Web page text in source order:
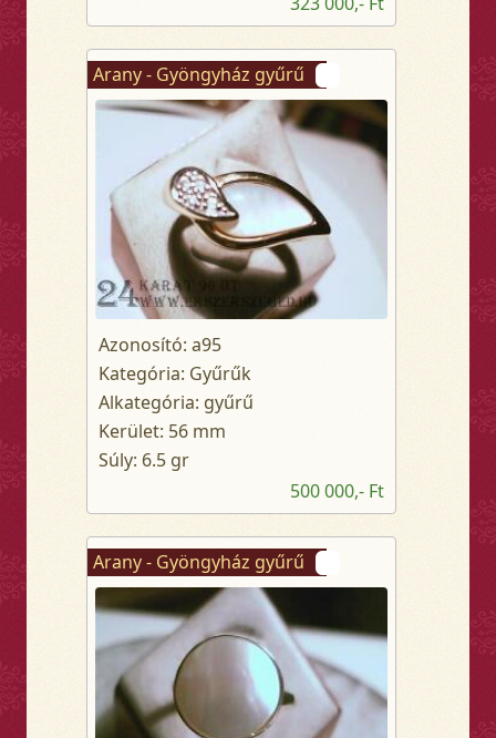
Arany - Gyöngyház gyűrű
Azonosító: a95
Kategória: Gyűrűk
Alkategória: gyűrű
Kerület: 56 mm
Súly: 6.5 gr
500 000,- Ft
Arany - Gyöngyház gyűrű